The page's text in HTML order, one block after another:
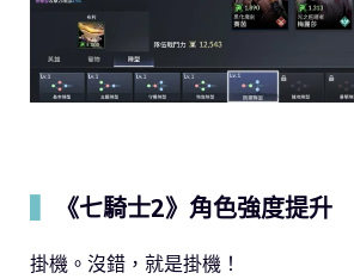
《七騎士2》角色強度提升
掛機。沒錯，就是掛機！